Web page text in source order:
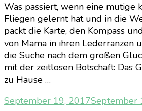
Was passiert, wenn eine mutige
Fliegen gelernt hat und in die
packt die Karte, den Kompass
von Mama in ihren Lederranzen
die Suche nach dem großen
mit der zeitlosen Botschaft: Das
zu Hause …
September 19, 2017September